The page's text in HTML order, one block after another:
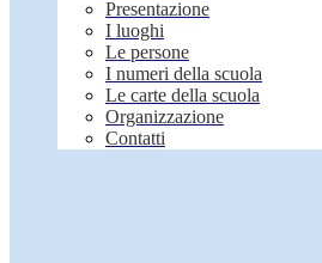
Presentazione
I luoghi
Le persone
I numeri della scuola
Le carte della scuola
Organizzazione
Contatti